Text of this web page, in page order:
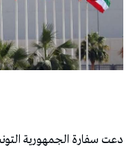
دعت سفارة الجمهورية